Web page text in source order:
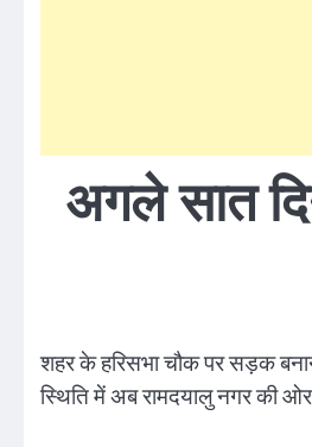
अगले सात
शहर के हरिसभा चौक पर सड़क
स्थिति में अब रामदयालु नगर की